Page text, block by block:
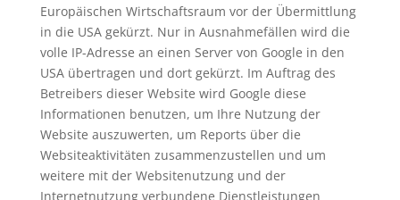
Europäischen Wirtschaftsraum vor der Übermittlung
in die USA gekürzt. Nur in Ausnahmefällen wird die
volle IP-Adresse an einen Server von Google in den
USA übertragen und dort gekürzt. Im Auftrag des
Betreibers dieser Website wird Google diese
Informationen benutzen, um Ihre Nutzung der
Website auszuwerten, um Reports über die
Websiteaktivitäten zusammenzustellen und um
weitere mit der Websitenutzung und der
Internetnutzung verbundene Dienstleistungen